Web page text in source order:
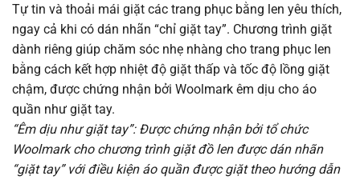
Tự tin và thoải mái giặt các trang phục bằng len yêu thích,
ngay cả khi có dán nhãn “chỉ giặt tay”. Chương trình giặt
dành riêng giúp chăm sóc nhẹ nhàng cho trang phục len
bằng cách kết hợp nhiệt độ giặt thấp và tốc độ lồng giặt
chậm, được chứng nhận bởi Woolmark êm dịu cho áo
quần như giặt tay.
“Êm dịu như giặt tay”: Được chứng nhận bởi tổ chức
Woolmark cho chương trình giặt đồ len được dán nhãn
“giặt tay” với điều kiện áo quần được giặt theo hướng dẫn